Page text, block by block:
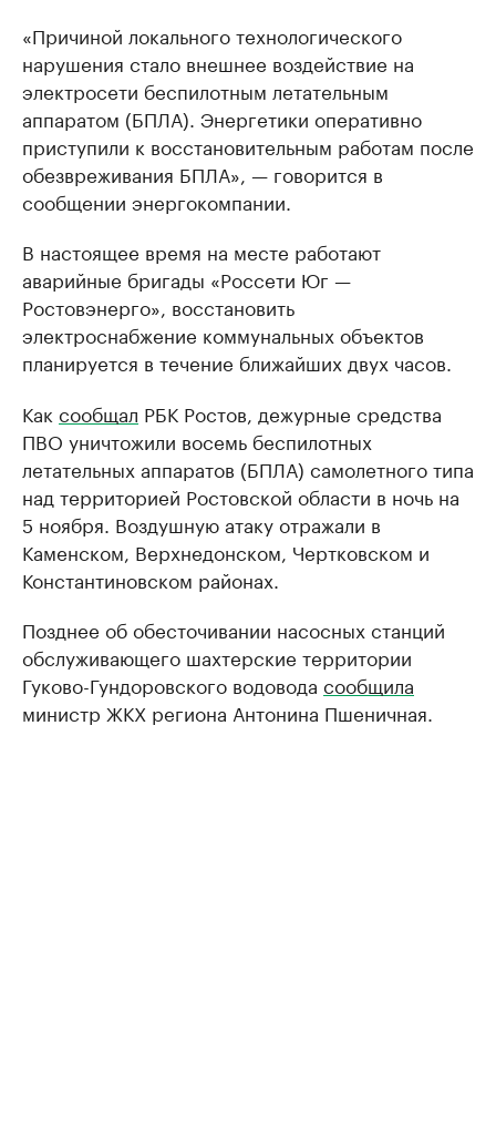
«Причиной локального технологического
нарушения стало внешнее воздействие на
электросети беспилотным летательным
аппаратом (БПЛА). Энергетики оперативно
приступили к восстановительным работам после
обезвреживания БПЛА», — говорится в
сообщении энергокомпании.
В настоящее время на месте работают
аварийные бригады «Россети Юг —
Ростовэнерго», восстановить
электроснабжение коммунальных объектов
планируется в течение ближайших двух часов.
Как сообщал РБК Ростов, дежурные средства
ПВО уничтожили восемь беспилотных
летательных аппаратов (БПЛА) самолетного типа
над территорией Ростовской области в ночь на
5 ноября. Воздушную атаку отражали в
Каменском, Верхнедонском, Чертковском и
Константиновском районах.
Позднее об обесточивании насосных станций
обслуживающего шахтерские территории
Гуково-Гундоровского водовода сообщила
министр ЖКХ региона Антонина Пшеничная.